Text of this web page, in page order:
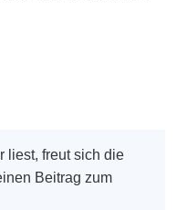
liest, freut sich die
Beitrag zum